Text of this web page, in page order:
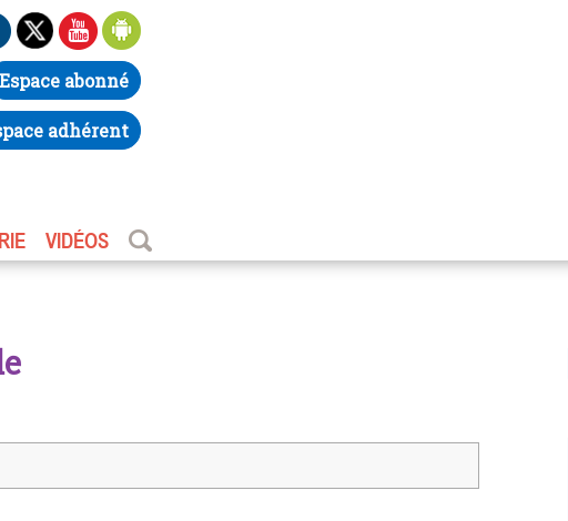
Espace abonné
adhérent
VIDÉOS